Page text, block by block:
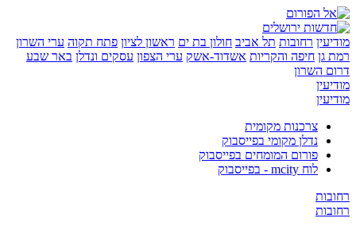
רחובות תל אביב חולון בת ים ראשון לציון פתח תקוה ערי השרון
חיפה והקריות אשדוד-אשק ערי הצפון עסקים ונדלן באר שבע
צרכנות מקומית
נדלן מקומי בפייסבוק
פורום המומחים בפייסבוק
לוח mcity - בפייסבוק